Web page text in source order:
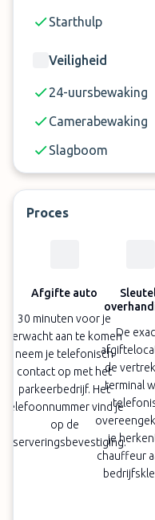
Starthulp
Veiligheid
24-uursbewaking
Camerabewaking
Slagboom
Proces
Afgifte auto
30 minuten voor je
verwacht aan te komen
neem je telefonisch
contact op met het
parkeerbedrijf. Het
telefoonnummer vind je
op de
reserveringsbevestiging.
De
de
terminal
je
chauffeur